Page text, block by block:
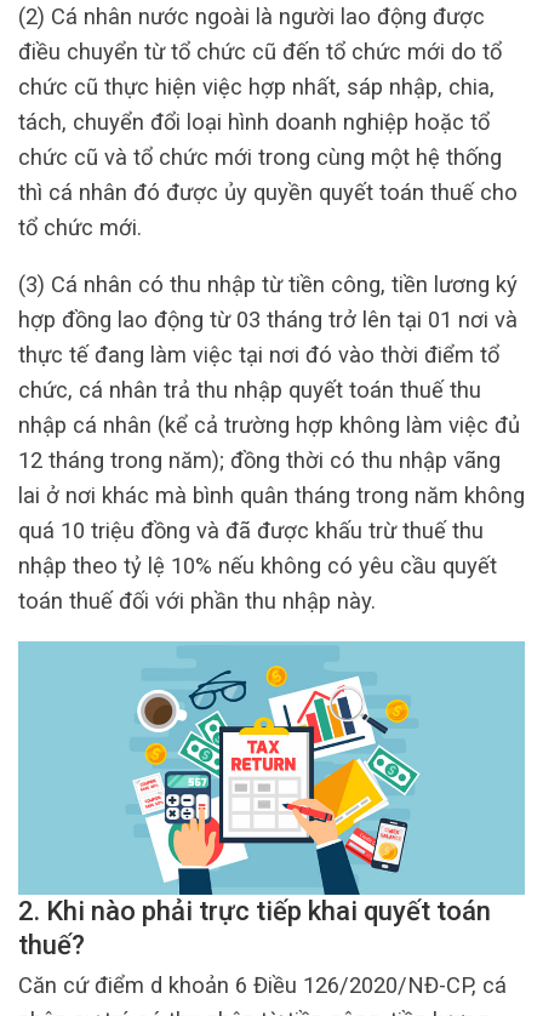
(2) Cá nhân nước ngoài là người lao động được
điều chuyển từ tổ chức cũ đến tổ chức mới do tổ
chức cũ thực hiện việc hợp nhất, sáp nhập, chia,
tách, chuyển đổi loại hình doanh nghiệp hoặc tổ
chức cũ và tổ chức mới trong cùng một hệ thống
thì cá nhân đó được ủy quyền quyết toán thuế cho
tổ chức mới.
(3) Cá nhân có thu nhập từ tiền công, tiền lương ký
hợp đồng lao động từ 03 tháng trở lên tại 01 nơi và
thực tế đang làm việc tại nơi đó vào thời điểm tổ
chức, cá nhân trả thu nhập quyết toán thuế thu
nhập cá nhân (kể cả trường hợp không làm việc đủ
12 tháng trong năm); đồng thời có thu nhập vãng
lai ở nơi khác mà bình quân tháng trong năm không
quá 10 triệu đồng và đã được khấu trừ thuế thu
nhập theo tỷ lệ 10% nếu không có yêu cầu quyết
toán thuế đối với phần thu nhập này.
2. Khi nào phải trực tiếp khai quyết toán
thuế?
Căn cứ điểm d khoản 6 Điều 126/2020/NĐ-CP, cá